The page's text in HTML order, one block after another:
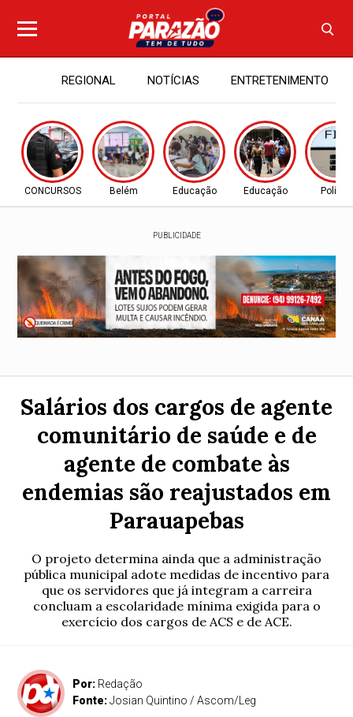
REGIONAL NOTÍCIAS ENTRETENIMENTO
CONCURSOS Belém Educação Educação Política
PUBLICIDADE
Salários dos cargos de agente
comunitário de saúde e de
agente de combate às
endemias são reajustados em
Parauapebas
O projeto determina ainda que a administração
pública municipal adote medidas de incentivo para
que os servidores que já integram a carreira
concluam a escolaridade mínima exigida para o
exercício dos cargos de ACS e de ACE.
Por: Redação
Fonte:Josian Quintino / Ascom/Leg